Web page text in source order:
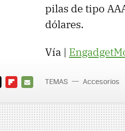
pilas de tipo
dólares.
Vía |
MAIL
TEMAS Accesorios